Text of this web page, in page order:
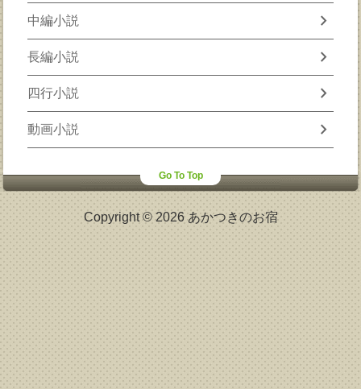
中編小説 chevron_right
長編小説 chevron_right
四行小説 chevron_right
動画小説 chevron_right
Go To Top
Copyright © 2026 あかつきのお宿